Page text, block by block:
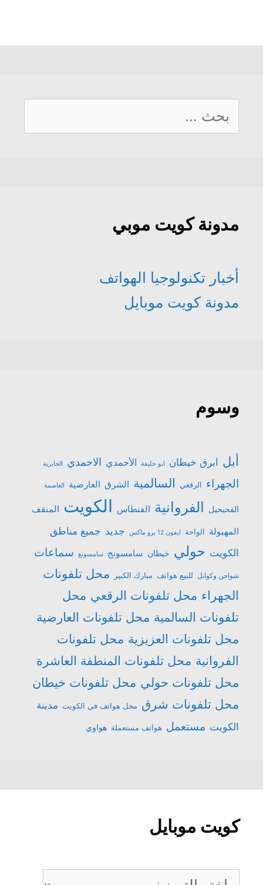
عن:
مدونة كويت موبي
أخبار تكنولوجيا الهواتف
مدونة كويت موبايل
وسوم
أبل ابرق خيطان ابو حليفة الأحمدي الاحمدي الجابرية
الجهراء الرقعي السالمية الشرق العارضية العاصمة
الفحيحيل الفروانية الفنطاس الكويت المنقف
المهبولة الواحة ايفون 12 برو ماكس جديد جميع مناطق
الكويت حولي خيطان سامسونج سامسونغ سماعات
شواحن وكوابل للبيع هواتف مبارك الكبير
محل تلفونات
الجهراء محل تلفونات الرقعي محل
تلفونات السالمية محل تلفونات العارضية
محل تلفونات العزيزية محل تلفونات
الفروانية محل تلفونات المنطفة العاشرة
محل تلفونات حولي محل تلفونات خيطان
محل تلفونات شرق محل هواتف في الكويت مدينة
الكويت مستعمل هواتف مستعملة هواوي
كويت موبايل
كويت